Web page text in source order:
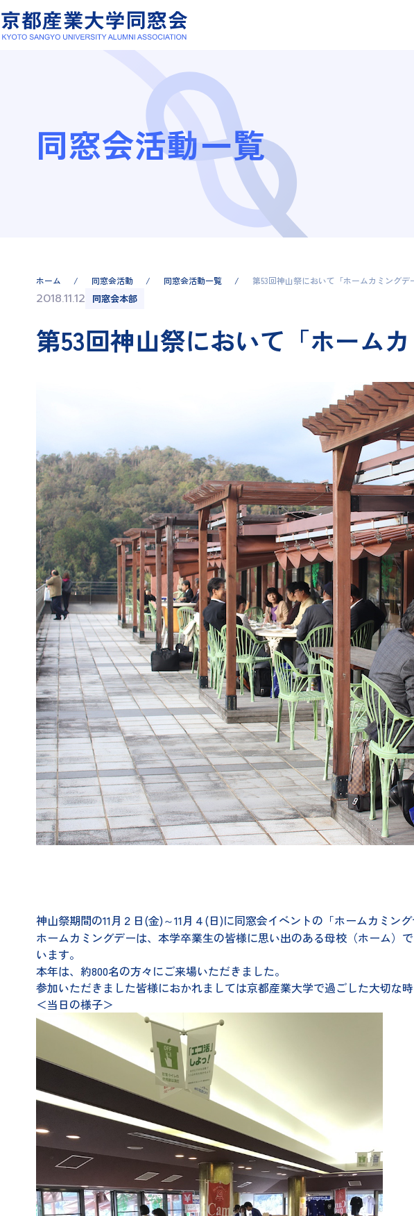
同窓会活動一覧
ホーム 同窓会活動 同窓会活動一覧 第53回神山祭において「ホームカミングデ
2018.11.12 同窓会本部
第53回神山祭において「ホーム
神山祭期間の11月２日(金)～11月４(日)に同窓会イベントの「ホームカミン
ホームカミングデーは、本学卒業生の皆様に思い出のある母校（ホーム
います。
本年は、約800名の方々にご来場いただきました。
参加いただきました皆様におかれましては京都産業大学で過ごした大切な
＜当日の様子＞